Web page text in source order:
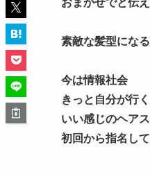
おまかせでと伝
素敵な髪型にな
今は情報社会
きっと自分が行
いい感じのヘア
初回から指名し